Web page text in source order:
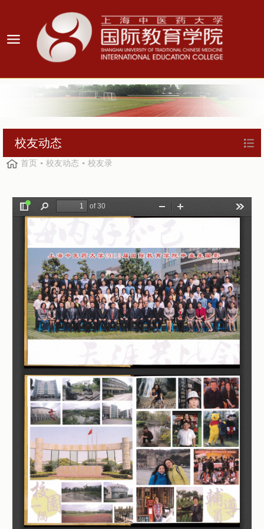
校友动态
首页 校友动态 校友录